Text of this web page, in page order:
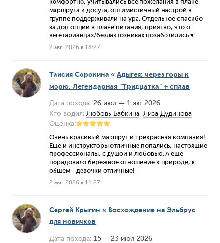
комфортно, учитывались все пожелания в плане
маршрута и досуга, оптимистичный настрой в
группе поддерживали на ура. Отдельное спасибо
за доп опции в плане питания, приятно, что о
вегетарианцах/безлактозниках позаботились ♥️
2 авг. 2026 в 18:27
Таисия Сорокина « Адыгея: через горы к
морю. Легендарная "Тридцатка" + сплав
Дата похода: 26 июл — 1 авг 2026
Кто водил: Любовь Бабкина, Лиза Дудинова
Оценка:
Очень красивый маршрут и прекрасная компания!
Еще и инструкторы отличные попались, настоящие
профессионалы, с душой и любовью. А еще
порадовало бережное отношение к природе, в
общем - девочки отличные!
2 авг. 2026 в 11:27
Сергей Крыгин « Восхождение на Эльбрус
для новичков
Дата похода: 15 — 23 июл 2026